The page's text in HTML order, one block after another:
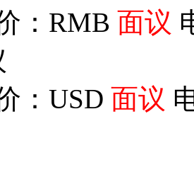
：RMB 面议
：USD 面议